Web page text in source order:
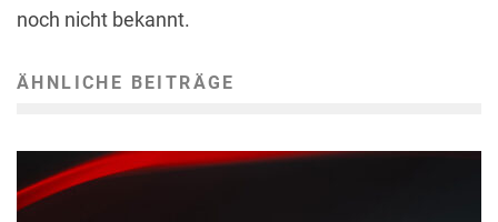
noch nicht bekannt.
ÄHNLICHE BEITRÄGE